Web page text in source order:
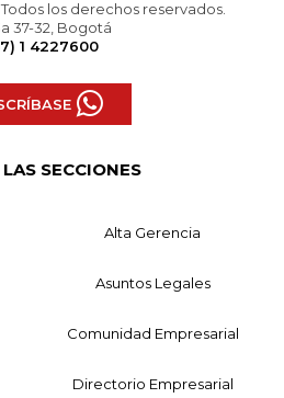
los derechos reservados.
37-32, Bogotá
1 4227600
SECCIONES
Alta Gerencia
Asuntos Legales
Comunidad Empresarial
Directorio Empresarial